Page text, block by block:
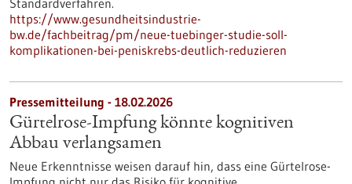
Standardverfahren.
https://www.gesundheitsindustrie-
bw.de/fachbeitrag/pm/neue-tuebinger-studie-soll-
komplikationen-bei-peniskrebs-deutlich-reduzieren
Pressemitteilung - 18.02.2026
Gürtelrose-Impfung könnte kognitiven
Abbau verlangsamen
Neue Erkenntnisse weisen darauf hin, dass eine Gürtelrose-